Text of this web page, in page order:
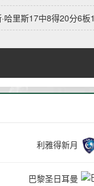
哈里斯17中8得20分6
利雅得新月
巴黎圣日耳曼